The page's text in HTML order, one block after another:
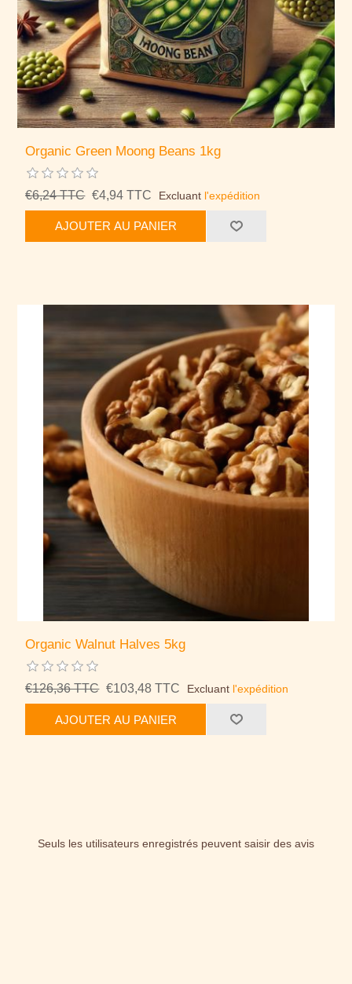
Organic Green Moong Beans 1kg
€6,24 TTC €4,94 TTC Excluant l'expédition
AJOUTER AU PANIER
Organic Walnut Halves 5kg
€126,36 TTC €103,48 TTC Excluant l'expédition
AJOUTER AU PANIER
Seuls les utilisateurs enregistrés peuvent saisir des avis